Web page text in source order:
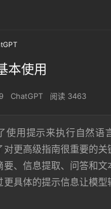
本使用
ChatGPT 阅读 3463
使用提示来执行自然语
对更高级指南很重要的
要、信息提取、问答和
更具体的提示信息让模